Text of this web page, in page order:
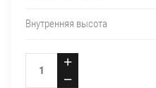
Внутренняя высота
+
−